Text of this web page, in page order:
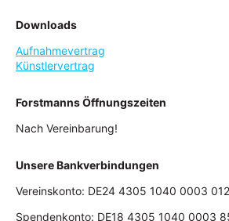
Downloads
Aufnahmevertrag
Künstlervertrag
Forstmanns Öffnungszeiten
Nach Vereinbarung!
Unsere Bankverbindungen
Vereinskonto: DE24 4305 1040 0003
Spendenkonto: DE18 4305 1040 0003